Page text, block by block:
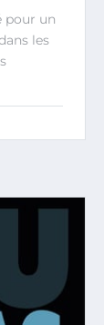
pour un
les